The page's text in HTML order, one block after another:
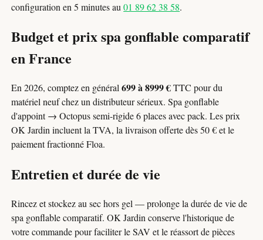
configuration en 5 minutes au01 89 62 38 58.
Budget et prix spa gonflable comparatif
en France
En 2026, comptez en général699 à 8999 €TTC pour du
matériel neuf chez un distributeur sérieux. Spa gonflable
d'appoint → Octopus semi-rigide 6 places avec pack. Les prix
OK Jardin incluent la TVA, la livraison offerte dès 50 € et le
paiement fractionné Floa.
Entretien et durée de vie
Rincez et stockez au sec hors gel — prolonge la durée de vie de
spa gonflable comparatif. OK Jardin conserve l'historique de
votre commande pour faciliter le SAV et le réassort de pièces